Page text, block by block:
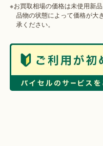
※お買取相場の価格は未使用新
品物の状態によって価格が大
承ください。